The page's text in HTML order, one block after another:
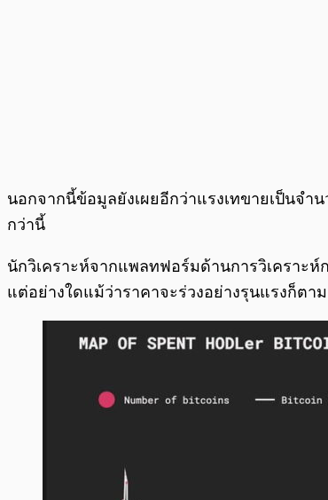
นอกจากนี้ข้อมูลยังเผยอีกว่าแรงเทขายเป็นจ
กว่านี้
นักวิเคราะห์จากแพลทฟอร์มด้านการวิเคราะห์
แต่อย่างใดแม้ว่าราคาจะร่วงอย่างรุนแรงก็ตาม